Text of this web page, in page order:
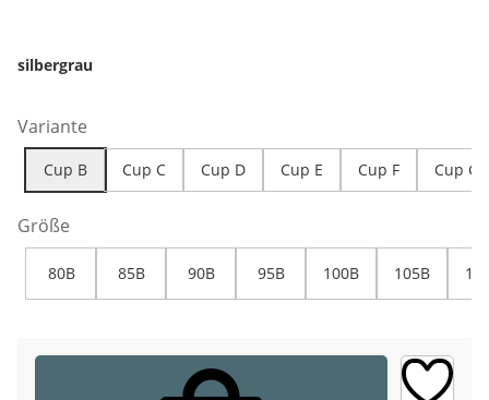
silbergrau
Variante
Cup B Cup C Cup D Cup E Cup F Cup G
Größe
80B 85B 90B 95B 100B 105B